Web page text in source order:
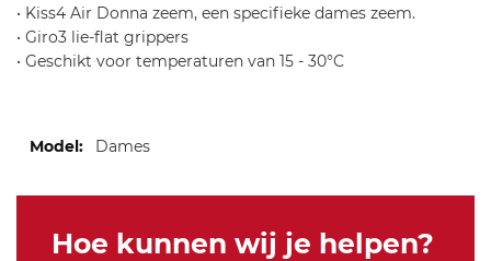
3
• Kiss4 Air Donna zeem, een specifieke dames zeem.
• Giro3 lie-flat grippers
• Geschikt voor temperaturen van 15 - 30°C
informatie Dames
Hoe kunnen wij je helpen?